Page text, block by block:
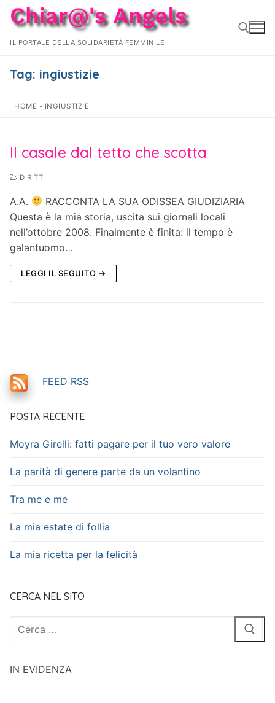
Vai
contenuto
IL PORTALE DELLA SOLIDARIETÀ FEMMINILE
Tag: ingiustizie
HOME - INGIUSTIZIE
Il casale dal tetto che scotta
DIRITTI
A.A.
RACCONTA LA SUA ODISSEA GIUDIZIARIA
Questa è la mia storia, uscita sui giornali locali
nell’ottobre 2008. Finalmente è finita: il tempo è
galantuomo…
LEGGI IL SEGUITO →
FEED RSS
POSTA RECENTE
Moyra Girelli: fatti pagare per il tuo vero valore
La parità di genere parte da un volantino
Tra me e me
La mia estate di follia
La mia ricetta per la felicità
CERCA NEL SITO
Cerca:
IN EVIDENZA